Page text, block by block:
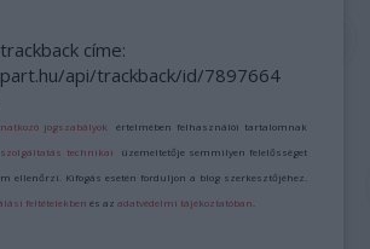
címe:
api/trackback/id/7897664
jogszabályok értelmében felhasználói tartalomnak
szolgáltatás technikai üzemeltetője semmilyen felelősséget
ellenőrzi. Kifogás esetén forduljon a blog szerkesztőjéhez.
feltételekben és azadatvédelmi tájékoztatóban